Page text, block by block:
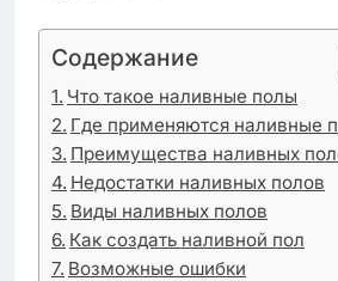
Содержание
Что такое наливные полы
Где применяются наливные
Преимущества наливных
Недостатки наливных полов
Виды наливных полов
Как создать наливной пол
Возможные ошибки